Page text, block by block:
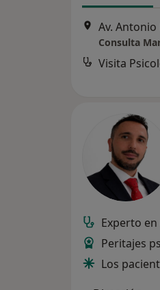
Av.
Consulta
Visita
Experto
Peritajes
Los